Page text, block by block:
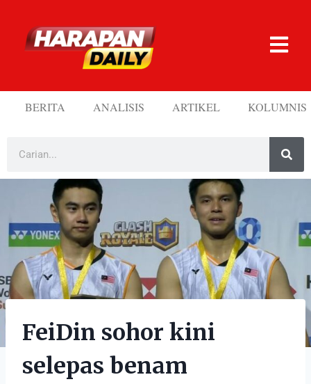
BERITA ANALISIS ARTIKEL KOLUMNIS
FeiDin sohor kini
selepas benam